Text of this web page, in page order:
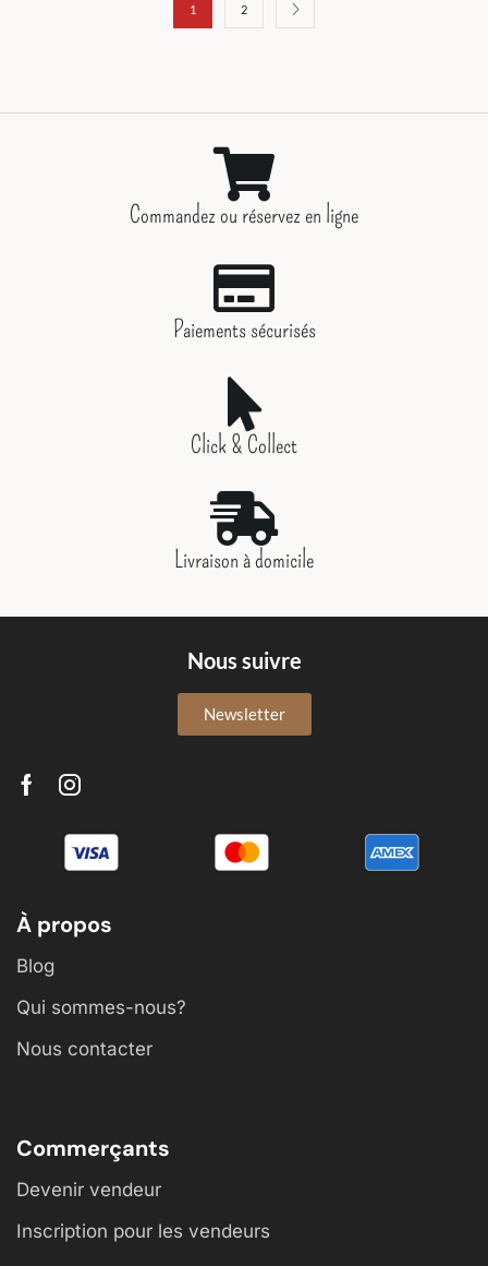
1 2
Commandez ou réservez en ligne
Paiements sécurisés
Click & Collect
Livraison à domicile
Nous suivre
Newsletter
À propos
Blog
Qui sommes-nous?
Nous contacter
Commerçants
Devenir vendeur
Inscription pour les vendeurs